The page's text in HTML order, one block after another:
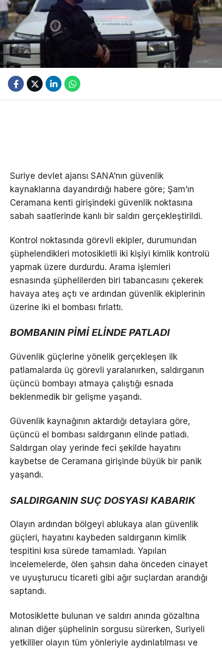
Suriye devlet ajansı SANA’nın güvenlik
kaynaklarına dayandırdığı habere göre; Şam’ın
Ceramana kenti girişindeki güvenlik noktasına
sabah saatlerinde kanlı bir saldırı gerçekleştirildi.
Kontrol noktasında görevli ekipler, durumundan
şüphelendikleri motosikletli iki kişiyi kimlik kontrolü
yapmak üzere durdurdu. Arama işlemleri
esnasında şüphelilerden biri tabancasını çekerek
havaya ateş açtı ve ardından güvenlik ekiplerinin
üzerine iki el bombası fırlattı.
BOMBANIN PİMİ ELİNDE PATLADI
Güvenlik güçlerine yönelik gerçekleşen ilk
patlamalarda üç görevli yaralanırken, saldırganın
üçüncü bombayı atmaya çalıştığı esnada
beklenmedik bir gelişme yaşandı.
Güvenlik kaynağının aktardığı detaylara göre,
üçüncü el bombası saldırganın elinde patladı.
Saldırgan olay yerinde feci şekilde hayatını
kaybetse de Ceramana girişinde büyük bir panik
yaşandı.
SALDIRGANIN SUÇ DOSYASI KABARIK
Olayın ardından bölgeyi ablukaya alan güvenlik
güçleri, hayatını kaybeden saldırganın kimlik
tespitini kısa sürede tamamladı. Yapılan
incelemelerde, ölen şahsın daha önceden cinayet
ve uyuşturucu ticareti gibi ağır suçlardan arandığı
saptandı.
Motosiklette bulunan ve saldırı anında gözaltına
alınan diğer şüphelinin sorgusu sürerken, Suriyeli
yetkililer olayın tüm yönleriyle aydınlatılması ve